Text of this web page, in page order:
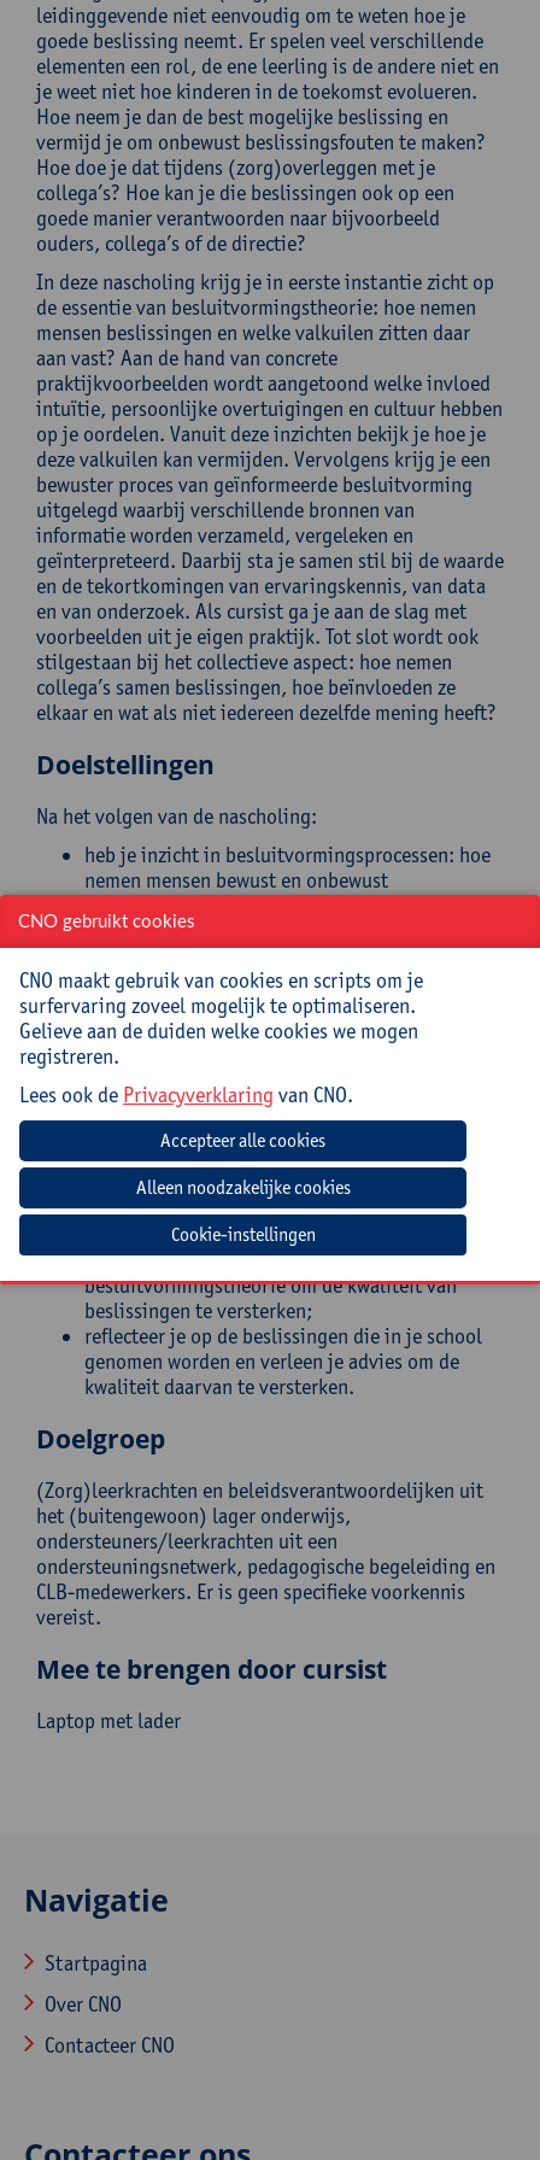
leidinggevende niet eenvoudig om te weten hoe je
goede beslissing neemt. Er spelen veel verschillende
elementen een rol, de ene leerling is de andere niet en
je weet niet hoe kinderen in de toekomst evolueren.
Hoe neem je dan de best mogelijke beslissing en
vermijd je om onbewust beslissingsfouten te maken?
Hoe doe je dat tijdens (zorg)overleggen met je
collega’s? Hoe kan je die beslissingen ook op een
goede manier verantwoorden naar bijvoorbeeld
ouders, collega’s of de directie?
In deze nascholing krijg je in eerste instantie zicht op
de essentie van besluitvormingstheorie: hoe nemen
mensen beslissingen en welke valkuilen zitten daar
aan vast? Aan de hand van concrete
praktijkvoorbeelden wordt aangetoond welke invloed
intuïtie, persoonlijke overtuigingen en cultuur hebben
op je oordelen. Vanuit deze inzichten bekijk je hoe je
deze valkuilen kan vermijden. Vervolgens krijg je een
bewuster proces van geïnformeerde besluitvorming
uitgelegd waarbij verschillende bronnen van
informatie worden verzameld, vergeleken en
geïnterpreteerd. Daarbij sta je samen stil bij de waarde
en de tekortkomingen van ervaringskennis, van data
en van onderzoek. Als cursist ga je aan de slag met
voorbeelden uit je eigen praktijk. Tot slot wordt ook
stilgestaan bij het collectieve aspect: hoe nemen
collega’s samen beslissingen, hoe beïnvloeden ze
elkaar en wat als niet iedereen dezelfde mening heeft?
Doelstellingen
Na het volgen van de nascholing:
heb je inzicht in besluitvormingsprocessen: hoe
nemen mensen bewust en onbewust
begrijp je de valkuilen van intuïtieve
beslissingen en leg je uit hoe je die valkuilen kan
herkennen en voorkomen;
benoem je de tekortkomingen van data en weet
je hoe je die kan herkennen en oplossen;
beargumenteer je de meerwaarde van
geïnformeerde besluitvorming en pas je de
inzichten toe in de praktijk;
onderbouw je beslissingen aan de hand van
informatiebronnen;
heb je inzicht in de invloed van
groepsdynamische processen op collectieve
besluitvorming;
gebruik je de inzichten uit
besluitvormingstheorie om de kwaliteit van
beslissingen te versterken;
reflecteer je op de beslissingen die in je school
genomen worden en verleen je advies om de
kwaliteit daarvan te versterken.
Doelgroep
(Zorg)leerkrachten en beleidsverantwoordelijken uit
het (buitengewoon) lager onderwijs,
ondersteuners/leerkrachten uit een
ondersteuningsnetwerk, pedagogische begeleiding en
CLB-medewerkers. Er is geen specifieke voorkennis
vereist.
Mee te brengen door cursist
Laptop met lader
Navigatie
Startpagina
Over CNO
Contacteer CNO
CNO gebruikt cookies
CNO maakt gebruik van cookies en scripts om je
surfervaring zoveel mogelijk te optimaliseren.
Gelieve aan de duiden welke cookies we mogen
registreren.
Lees ook de Privacyverklaring van CNO.
Cookie-instellingen